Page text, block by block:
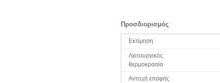
Προσδιορισμός
Εκτίμηση
Λειτουργικός
θερμοκρασία
Αντοχή επαφής